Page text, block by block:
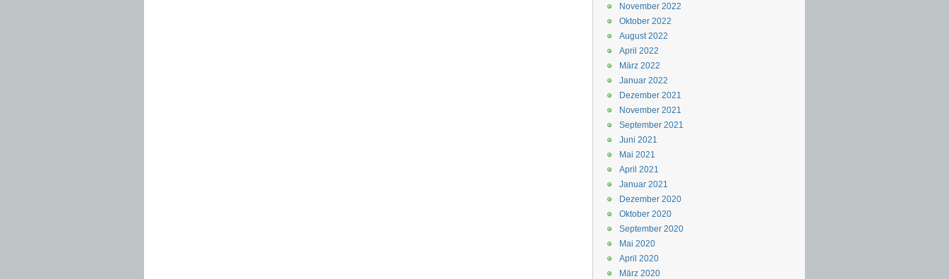
November 2022
Oktober 2022
August 2022
April 2022
März 2022
Januar 2022
Dezember 2021
November 2021
September 2021
Juni 2021
Mai 2021
April 2021
Januar 2021
Dezember 2020
Oktober 2020
September 2020
Mai 2020
April 2020
März 2020